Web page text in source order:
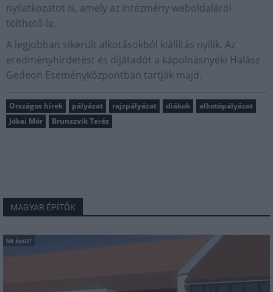
nyilatkozatot is, amely az intézmény weboldaláról
tölthető le.
A legjobban sikerült alkotásokból kiállítás nyílik. Az
eredményhirdetést és díjátadót a kápolnásnyéki Halász
Gedeon Eseményközpontban tartják majd.
Országos hírek pályázat rajzpályázat diákok
alkotópályázat
Jókai Mór
Brunszvik Teréz
MAGYAR ÉPÍTŐK
Mi épül?